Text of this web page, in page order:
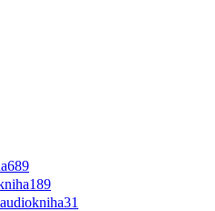
689
189
audiokniha31